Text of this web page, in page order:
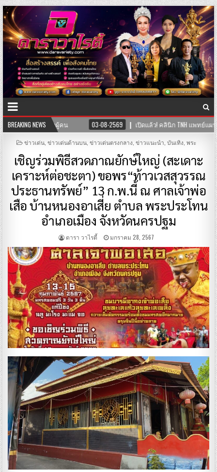
BREAKING NEWS
ผนไทย พร้อมให้บริการสุขภาพแบบองค์รวม ผสานศาสตร์การแพทย์ไทย-จีน
POSTED
ข่าวเด่น, ข่าวเด่นด้านบน, ข่าวเด่นตรงกลาง ข่าวแนะนำ บันเทิง พระ
เชิญร่วมพิธีสวดภาณยักษ์ใหญ่ (สะเดาะ
เคราะห์ต่อชะตา) ขอพร“ท้าวเวสสุวรรณ
ประธานทรัพย์” 13 ก.พ.นี้ ณ ศาลเจ้าพ่อ
เสือ บ้านหนองอาเสี่ย ตำบล พระประโทน
อำเภอเมือง จังหวัดนครปฐม
ดารา วาไรตี้ มกราคม 28, 2567